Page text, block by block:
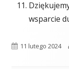
wsparcie
Opublikowano
11 lutego 2024